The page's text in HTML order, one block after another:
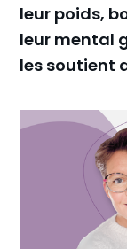
leur poids,
leur mental
les soutient